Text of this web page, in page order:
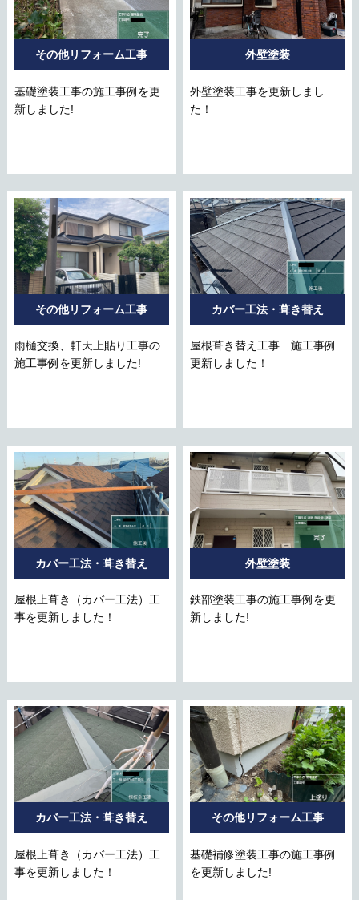
その他リフォーム工事
基礎塗装工事の施工事例を更
新しました!
外壁塗装
外壁塗装工事を更新しまし
た！
その他リフォーム工事
雨樋交換、軒天上貼り工事の
施工事例を更新しました!
カバー工法・葺き替え
屋根葺き替え工事 施工事例
更新しました！
カバー工法・葺き替え
屋根上葺き（カバー工法）工
事を更新しました！
外壁塗装
鉄部塗装工事の施工事例を更
新しました!
カバー工法・葺き替え
屋根上葺き（カバー工法）工
事を更新しました！
その他リフォーム工事
基礎補修塗装工事の施工事例
を更新しました!